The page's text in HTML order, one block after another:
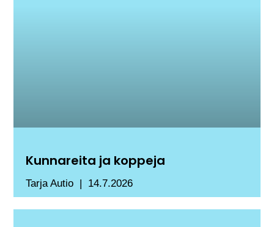
Kunnareita ja koppeja
Tarja Autio 14.7.2026